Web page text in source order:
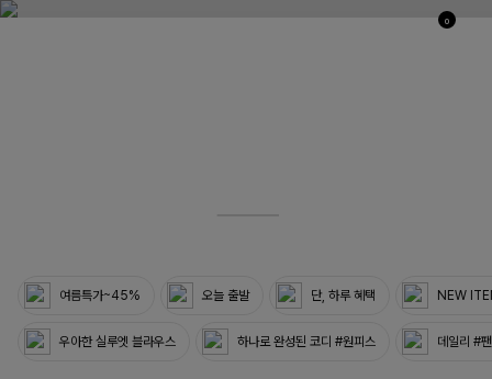
0
여름특가~45% 오늘 출발 단, 하루 혜택 NEW
우아한 실루엣 블라우스 하나로 완성된 코디 #원피스 데일리 #